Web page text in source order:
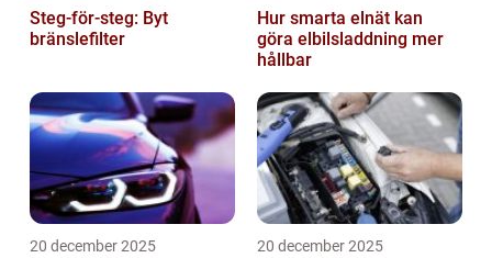
Steg-för-steg: Byt
bränslefilter
Hur smarta elnät kan
göra elbilsladdning mer
hållbar
20 december 2025 20 december 2025